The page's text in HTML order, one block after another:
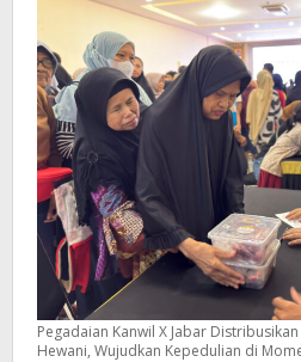
Pegadaian Kanwil X Jabar
Hewani, Wujudkan Kepedulian di